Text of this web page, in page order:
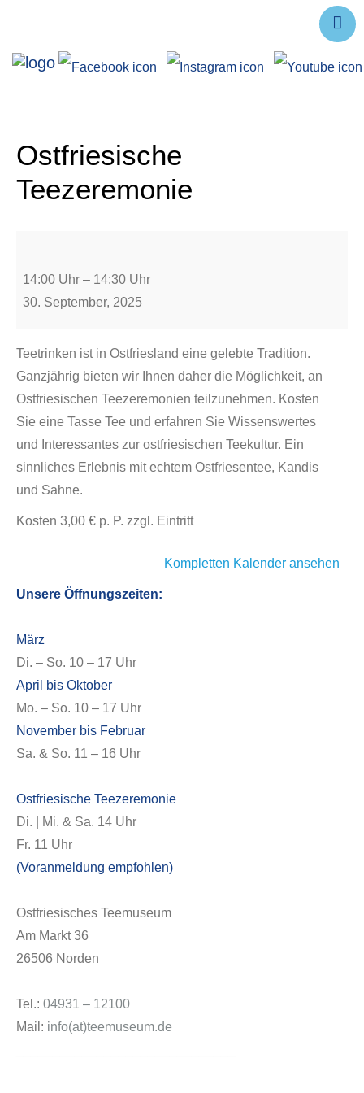
Forschung
Service
Ostfriesische
Teezeremonie
14:00 Uhr – 14:30 Uhr
30. September, 2025
Teetrinken ist in Ostfriesland eine gelebte Tradition.
Ganzjährig bieten wir Ihnen daher die Möglichkeit, an
Ostfriesischen Teezeremonien teilzunehmen. Kosten
Sie eine Tasse Tee und erfahren Sie Wissenswertes
und Interessantes zur ostfriesischen Teekultur. Ein
sinnliches Erlebnis mit echtem Ostfriesentee, Kandis
und Sahne.
Kosten 3,00 € p. P. zzgl. Eintritt
Kompletten Kalender ansehen
Unsere Öffnungszeiten:
März
Di. – So. 10 – 17 Uhr
April bis Oktober
Mo. – So. 10 – 17 Uhr
November bis Februar
Sa. & So. 11 – 16 Uhr
Ostfriesische Teezeremonie
Di. | Mi. & Sa. 14 Uhr
Fr. 11 Uhr
(Voranmeldung empfohlen)
Ostfriesisches Teemuseum
Am Markt 36
26506 Norden
Tel.: 04931 – 12100
Mail: info(at)teemuseum.de